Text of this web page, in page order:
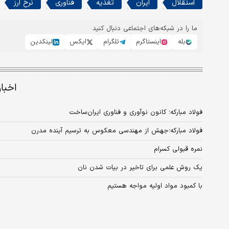
استقلال ایران تغذیه فناوری نرخ ارز
ما را در شبکه‌های اجتماعی دنبال کنید
بله
اینستاگرم تلگرام ایکس لینکدین
فولاد مبارکه؛ کانون نوآوری و فناوری ایران‌ساخت
فولاد مبارکه؛جهش از مهندسی معکوس به ترسیم آینده مدرن
نمره قبولی کسرام
یک روش علمی برای تاخیر در بیات شدن نان
با کمبود مواد اولیه مواجه هستیم